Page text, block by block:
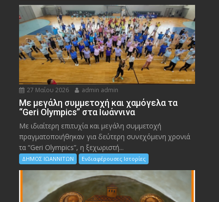
27 Μαΐου 2026 admin admin
Με μεγάλη συμμετοχή και χαμόγελα τα
“Geri Olympics” στα Ιωάννινα
Με ιδιαίτερη επιτυχία και μεγάλη συμμετοχή
πραγματοποιήθηκαν για δεύτερη συνεχόμενη χρονιά
τα “Geri Olympics”, η ξεχωριστή...
ΔΗΜΟΣ ΙΩΑΝΝΙΤΩΝ Ενδιαφέρουσες Ιστορίες